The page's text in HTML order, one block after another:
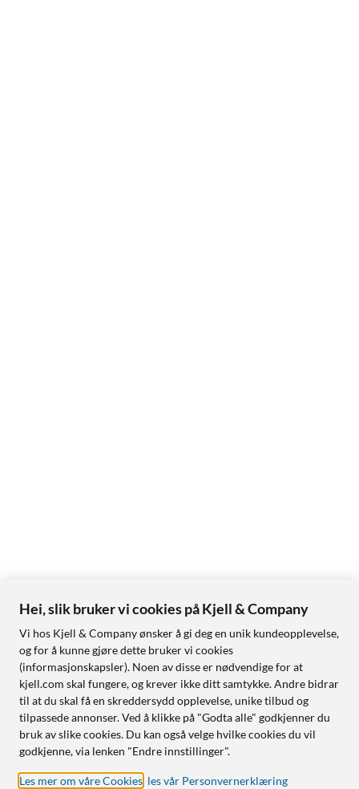
Hei, slik bruker vi cookies på Kjell & Company
Vi hos Kjell & Company ønsker å gi deg en unik kundeopplevelse,
og for å kunne gjøre dette bruker vi cookies
(informasjonskapsler). Noen av disse er nødvendige for at
kjell.com skal fungere, og krever ikke ditt samtykke. Andre bidrar
til at du skal få en skreddersydd opplevelse, unike tilbud og
tilpassede annonser. Ved å klikke på "Godta alle" godkjenner du
bruk av slike cookies. Du kan også velge hvilke cookies du vil
godkjenne, via lenken "Endre innstillinger".
Les mer om våre Cookies les vår Personvernerklæring